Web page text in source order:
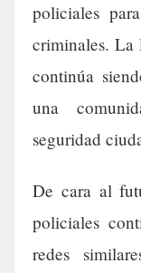
policiales
criminales. La
continúa
una
seguridad
De cara al
policiales
redes